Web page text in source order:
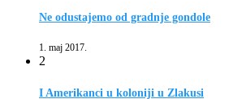
Ne odustajemo od gradnje gondole
1. maj 2017.
2
I Amerikanci u koloniji u Zlakusi